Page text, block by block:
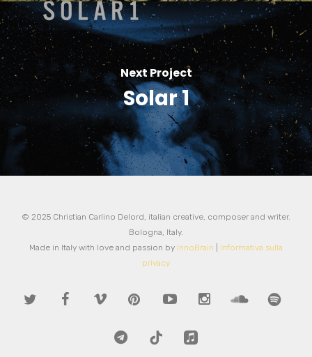
Next Project
Solar 1
© 2025 Christian Carlino Delord, italian creative, composer and writer.
Bologna, Italy.
Made in Italy with love and passion by InnoBrain
Informativa sulla
privacy
twitter facebookvimeo pinterest youtube instagramsoundcloudspotify
telegram tiktok applemusic